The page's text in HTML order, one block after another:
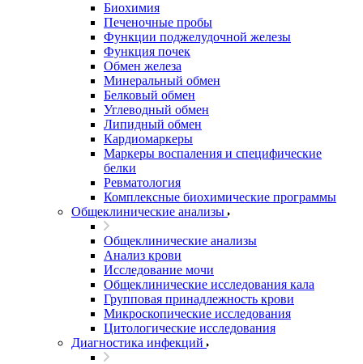
Биохимия
Печеночные пробы
Функции поджелудочной железы
Функция почек
Обмен железа
Минеральный обмен
Белковый обмен
Углеводный обмен
Липидный обмен
Кардиомаркеры
Маркеры воспаления и специфические
белки
Ревматология
Комплексные биохимические программы
Общеклинические анализы
Общеклинические анализы
Анализ крови
Исследование мочи
Общеклинические исследования кала
Групповая принадлежность крови
Микроскопические исследования
Цитологические исследования
Диагностика инфекций